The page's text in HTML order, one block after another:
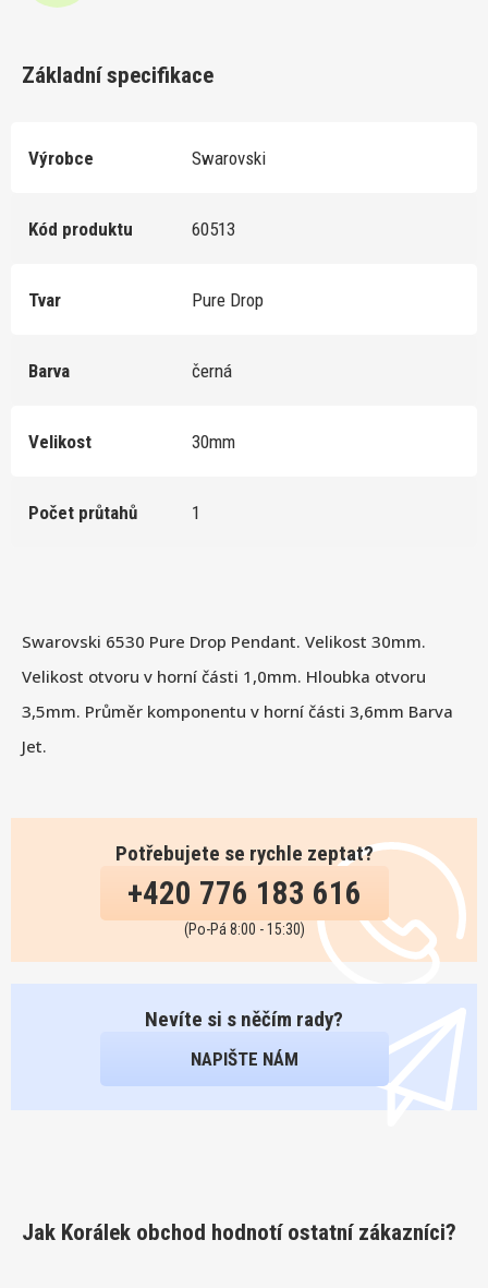
Swarovski 6530 Pure Drop Pendant. Velikost 30mm.
Velikost otvoru v horní části 1,0mm. Hloubka otvoru
3,5mm. Průměr komponentu v horní části 3,6mm Barva
Jet.
Potřebujete se rychle zeptat?
+420 776 183 616
(Po-Pá 8:00 - 15:30)
Nevíte si s něčím rady?
NAPIŠTE NÁM
Jak Korálek obchod hodnotí ostatní zákazníci?
Základní specifikace
Výrobce Swarovski
Kód produktu 60513
Tvar Pure Drop
Barva černá
Velikost 30mm
Počet průtahů 1